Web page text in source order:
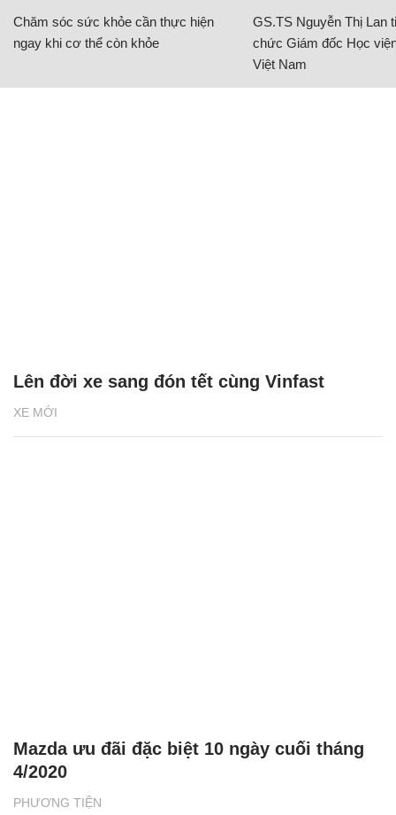
Chăm sóc sức khỏe cần thực hiện
ngay khi cơ thể còn khỏe
GS.TS Nguyễn Thị Lan
chức Giám đốc Học
Việt Nam
XE MỚI
Lên đời xe sang đón tết cùng Vinfast
PHƯƠNG TIỆN
Mazda ưu đãi đặc biệt 10 ngày cuối tháng
4/2020